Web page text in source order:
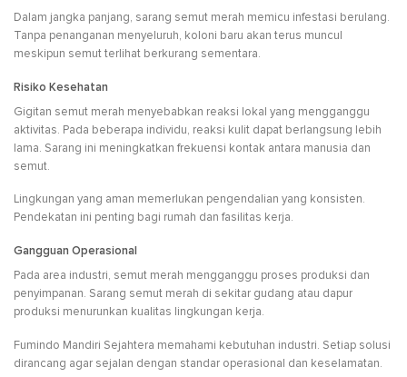
Dalam jangka panjang, sarang semut merah memicu infestasi berulang.
Tanpa penanganan menyeluruh, koloni baru akan terus muncul
meskipun semut terlihat berkurang sementara.
Risiko Kesehatan
Gigitan semut merah menyebabkan reaksi lokal yang mengganggu
aktivitas. Pada beberapa individu, reaksi kulit dapat berlangsung lebih
lama. Sarang ini meningkatkan frekuensi kontak antara manusia dan
semut.
Lingkungan yang aman memerlukan pengendalian yang konsisten.
Pendekatan ini penting bagi rumah dan fasilitas kerja.
Gangguan Operasional
Pada area industri, semut merah mengganggu proses produksi dan
penyimpanan. Sarang semut merah di sekitar gudang atau dapur
produksi menurunkan kualitas lingkungan kerja.
Fumindo Mandiri Sejahtera memahami kebutuhan industri. Setiap solusi
dirancang agar sejalan dengan standar operasional dan keselamatan.